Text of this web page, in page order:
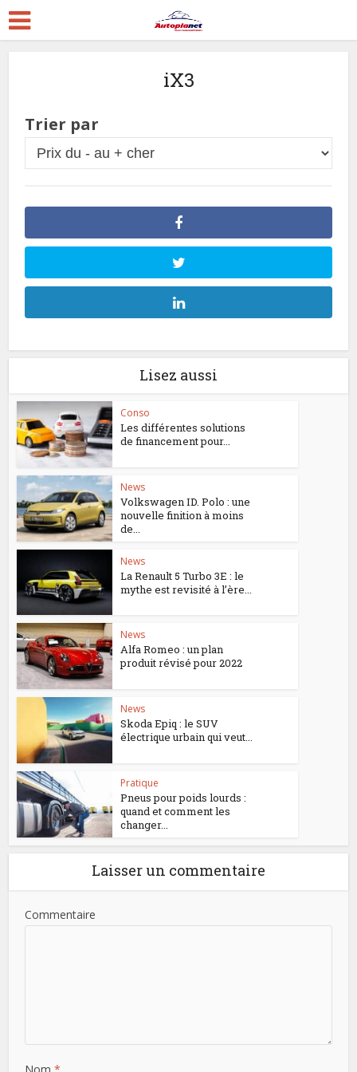
iX3
Trier par
Lisez aussi
Conso
Les différentes solutions
de financement pour...
News
Volkswagen ID. Polo : une
nouvelle finition à moins
de...
News
La Renault 5 Turbo 3E : le
mythe est revisité à l’ère...
News
Alfa Romeo : un plan
produit révisé pour 2022
News
Skoda Epiq : le SUV
électrique urbain qui veut...
Pratique
Pneus pour poids lourds :
quand et comment les
changer...
Laisser un commentaire
Commentaire
Nom*